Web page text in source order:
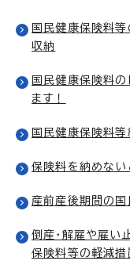
国民健康保険料等
収納
国民健康保険料の
ます！
国民健康保険料等
保険料を納めない
産前産後期間の
倒産・解雇や雇い
保険料等の軽減措